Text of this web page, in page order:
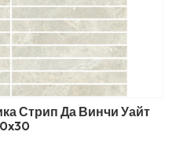
Стрип Да Винчи Уайт